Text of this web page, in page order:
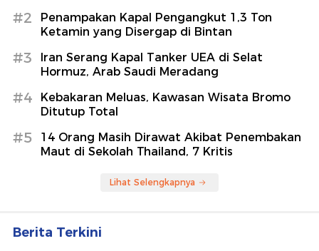
#2
Penampakan Kapal Pengangkut 1,3 Ton
Ketamin yang Disergap di Bintan
#3
Iran Serang Kapal Tanker UEA di Selat
Hormuz, Arab Saudi Meradang
#4
Kebakaran Meluas, Kawasan Wisata Bromo
Ditutup Total
#5
14 Orang Masih Dirawat Akibat Penembakan
Maut di Sekolah Thailand, 7 Kritis
Lihat Selengkapnya
Berita Terkini